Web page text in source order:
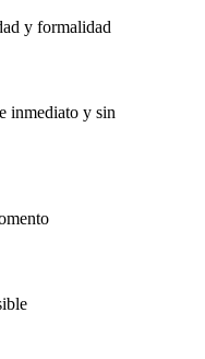
y formalidad​
inmediato y sin